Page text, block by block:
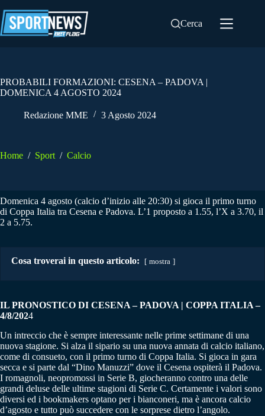
al
contenuto
Cerca
PROBABILI FORMAZIONI: CESENA – PADOVA |
DOMENICA 4 AGOSTO 2024
Redazione MME 3 Agosto 2024
Home / Sport / Calcio
Domenica 4 agosto (calcio d’inizio alle 20:30) si gioca il primo turno
di Coppa Italia tra Cesena e Padova. L’1 proposto a 1.55, l’X a 3.70, il
2 a 5.75.
Cosa troverai in questo articolo: mostra
IL PRONOSTICO DI CESENA – PADOVA | COPPA ITALIA –
4/8/2024
Un intreccio che è sempre interessante nelle prime settimane di una
nuova stagione. Si alza il sipario su una nuova annata di calcio italiano,
come di consueto, con il primo turno di Coppa Italia. Si gioca in gara
secca e si parte dal “Dino Manuzzi” dove il Cesena ospiterà il Padova.
I romagnoli, neopromossi in Serie B, giocheranno contro una delle
grandi deluse delle ultime stagioni di Serie C. Certamente i valori sono
diversi ed i bookmakers optano per i bianconeri, ma è ancora calcio
d’agosto e tutto può succedere con le sorprese dietro l’angolo.